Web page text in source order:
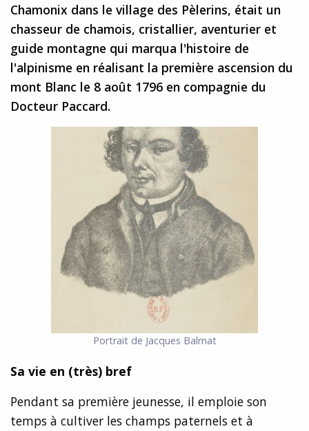
Chamonix dans le village des Pèlerins, était un
chasseur de chamois, cristallier, aventurier et
guide montagne qui marqua l'histoire de
l'alpinisme en réalisant la première ascension du
mont Blanc le 8 août 1796 en compagnie du
Docteur Paccard.
Portrait de Jacques Balmat
Sa vie en (très) bref
Pendant sa première jeunesse, il emploie son
temps à cultiver les champs paternels et à